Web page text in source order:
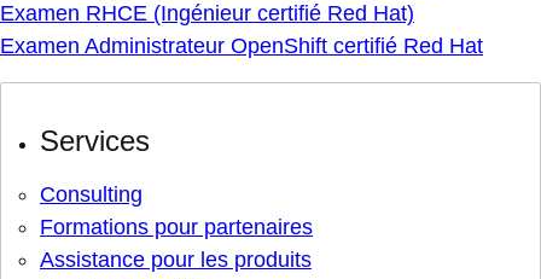
Examen RHCE (Ingénieur certifié Red Hat)
Examen Administrateur OpenShift certifié Red Hat
Services
Consulting
Formations pour partenaires
Assistance pour les produits